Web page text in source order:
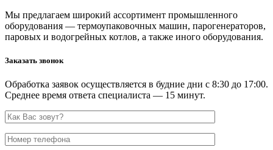
Мы предлагаем широкий ассортимент промышленного
оборудования — термоупаковочных машин, парогенераторов,
паровых и водогрейных котлов, а также иного оборудования.
Заказать звонок
Обработка заявок осуществляется в будние дни с 8:30 до 17:00.
Среднее время ответа специалиста — 15 минут.